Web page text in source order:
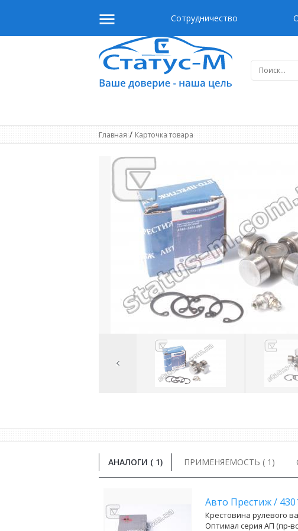
Сотрудничество
Главная / Карточка товара
АНАЛОГИ ( 1) ПРИМЕНЯЕМОСТЬ ( 1)
Авто Престиж/
Крестовина рулевого
Оптимал серия АП (пр-